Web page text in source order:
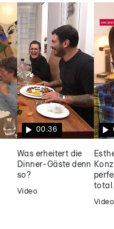
00:36
Was erheitert die
Dinner-Gäste denn
so?
Video
total
Video